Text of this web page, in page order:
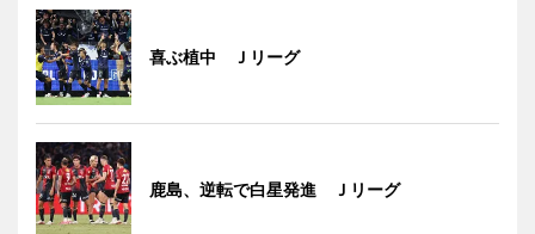
喜ぶ植中 Ｊリーグ
鹿島、逆転で白星発進 Ｊリーグ